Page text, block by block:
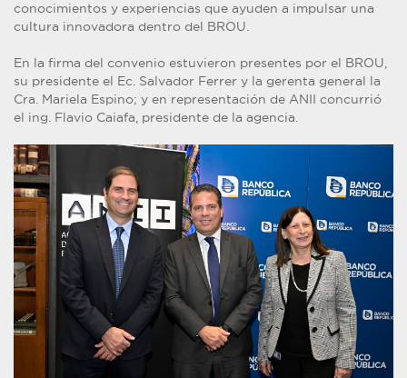
conocimientos y experiencias que ayuden a impulsar una
cultura innovadora dentro del BROU.
En la firma del convenio estuvieron presentes por el BROU,
su presidente el Ec. Salvador Ferrer y la gerenta general la
Cra. Mariela Espino; y en representación de ANII concurrió
el ing. Flavio Caiafa, presidente de la agencia.